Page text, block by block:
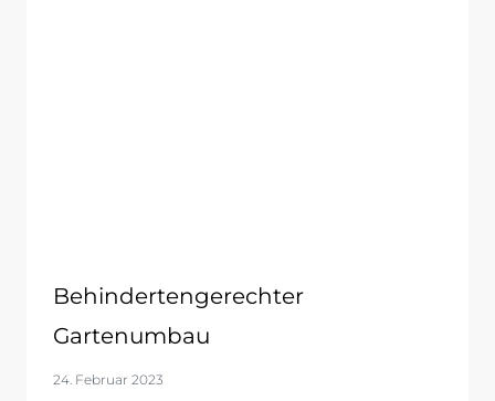
Behindertengerechter
Gartenumbau
24. Februar 2023